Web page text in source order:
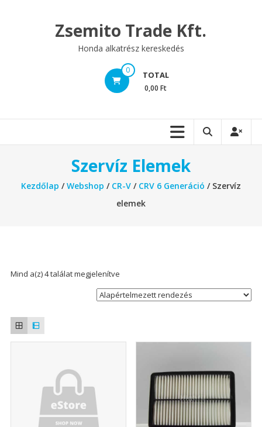
Zsemito Trade Kft.
Honda alkatrész kereskedés
0 TOTAL
0,00 Ft
Szervíz Elemek
Kezdőlap /Webshop / CR-V/ CRV 6 Generáció / Szervíz
elemek
Mind a(z) 4 találat megjelenítve